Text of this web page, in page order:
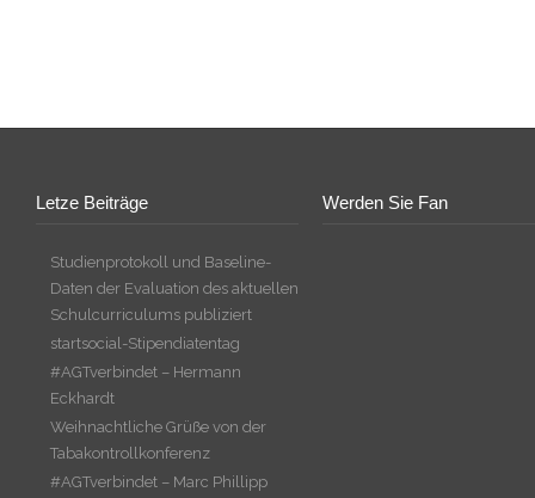
Letze Beiträge
Studienprotokoll und Baseline-
Daten der Evaluation des aktuellen
Schulcurriculums publiziert
startsocial-Stipendiatentag
#AGTverbindet – Hermann
Eckhardt
Weihnachtliche Grüße von der
Tabakontrollkonferenz
#AGTverbindet – Marc Phillipp
Werden Sie Fan